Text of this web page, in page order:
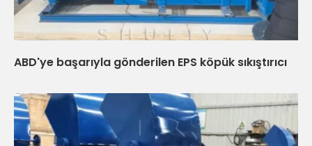
ABD'ye başarıyla gönderilen EPS köpük sıkıştırıcı